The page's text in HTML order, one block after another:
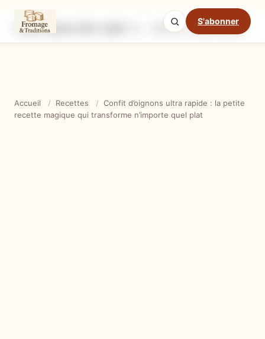
S'abonner
Ingrédients Étapes
Mode cuisine
Accueil / Recettes / Confit d’oignons ultra rapide : la petite
recette magique qui transforme n’importe quel plat